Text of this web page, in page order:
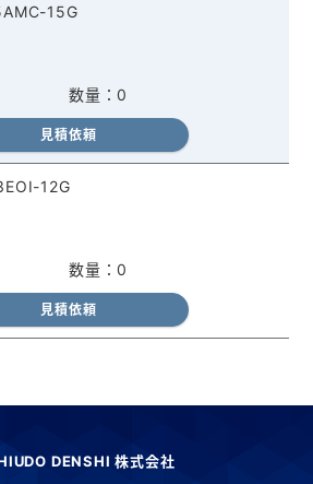
15G
0
見積依頼
12G
0
見積依頼
DENSHI 株式会社